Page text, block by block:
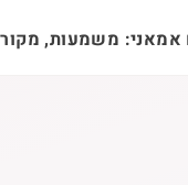
משמעות, מקור